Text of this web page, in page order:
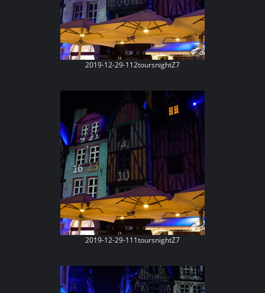
2019-12-29-112toursnightZ7
2019-12-29-111toursnightZ7